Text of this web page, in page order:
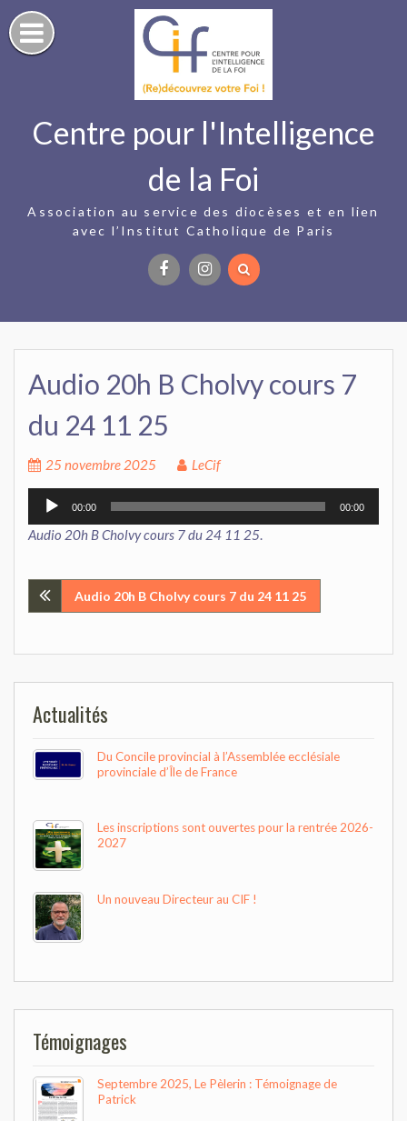
Skip
to
content
Centre pour l'Intelligence
de la Foi
Association au service des diocèses et en lien
avec l’Institut Catholique de Paris
Audio 20h B Cholvy cours 7
du 24 11 25
25 novembre 2025
LeCif
Lecteur
audio
00:00 00:00
Audio 20h B Cholvy cours 7 du 24 11 25.
Navigation
l’article
Audio 20h B Cholvy cours 7 du 24 11 25
Actualités
Du Concile provincial à l’Assemblée ecclésiale
provinciale d’Île de France
Les inscriptions sont ouvertes pour la rentrée 2026-
2027
Un nouveau Directeur au CIF !
Témoignages
Septembre 2025, Le Pèlerin : Témoignage de
Patrick